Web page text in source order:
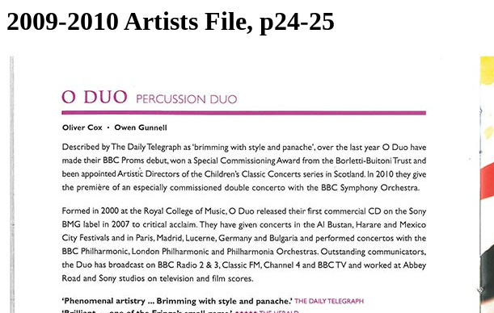
2009-2010 Artists File, p24-25